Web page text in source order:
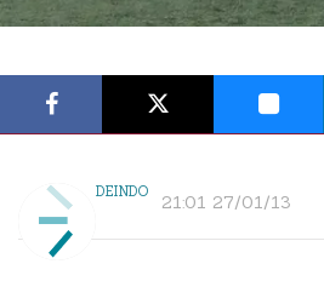
DEINDO 21:01 27/01/13